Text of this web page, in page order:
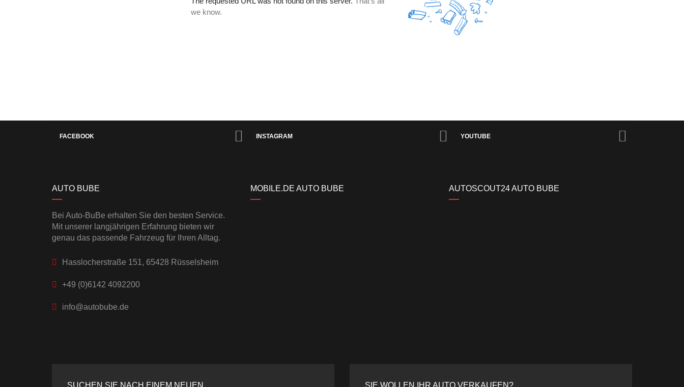
FACEBOOK INSTAGRAM YOUTUBE
AUTO BUBE
Bei Auto-BuBe erhalten Sie den besten Service.
Mit unserer langjährigen Erfahrung bieten wir
genau das passende Fahrzeug für Ihren Alltag.
Hasslocherstraße 151, 65428 Rüsselsheim
+49 (0)6142 4092200
info@autobube.de
MOBILE.DE AUTO BUBE AUTOSCOUT24 AUTO BUBE
SUCHEN SIE NACH EINEM NEUEN SIE WOLLEN IHR AUTO VERKAUFEN?